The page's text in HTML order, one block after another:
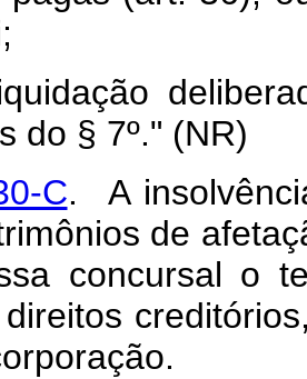
do § 7º." (NR)
C. A
de
concursal o